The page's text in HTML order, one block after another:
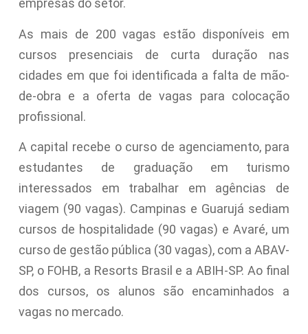
empresas do setor.
As mais de 200 vagas estão disponíveis em
cursos presenciais de curta duração nas
cidades em que foi identificada a falta de mão-
de-obra e a oferta de vagas para colocação
profissional.
A capital recebe o curso de agenciamento, para
estudantes de graduação em turismo
interessados em trabalhar em agências de
viagem (90 vagas). Campinas e Guarujá sediam
cursos de hospitalidade (90 vagas) e Avaré, um
curso de gestão pública (30 vagas), com a ABAV-
SP, o FOHB, a Resorts Brasil e a ABIH-SP. Ao final
dos cursos, os alunos são encaminhados a
vagas no mercado.